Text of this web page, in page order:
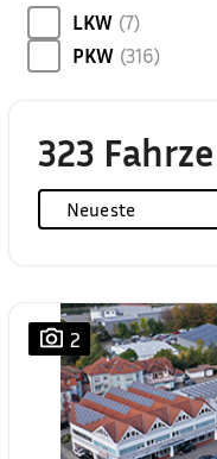
LKW (7)
PKW (316)
323
Neueste
2